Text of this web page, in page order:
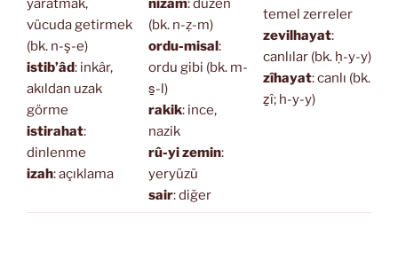
yaratmak,
vücuda getirmek
(bk. n-ş-e)
istib’âd: inkâr,
akıldan uzak
görme
istirahat:
dinlenme
izah: açıklama
nizam: düzen
(bk. n-ẓ-m)
ordu-misal:
ordu gibi (bk. m-
s̱-l)
rakik: ince,
nazik
rû-yi zemin:
yeryüzü
sair: diğer
temel zerreler
zevilhayat:
canlılar (bk. ḥ-y-y)
zîhayat: canlı (bk.
ẕî; h-y-y)